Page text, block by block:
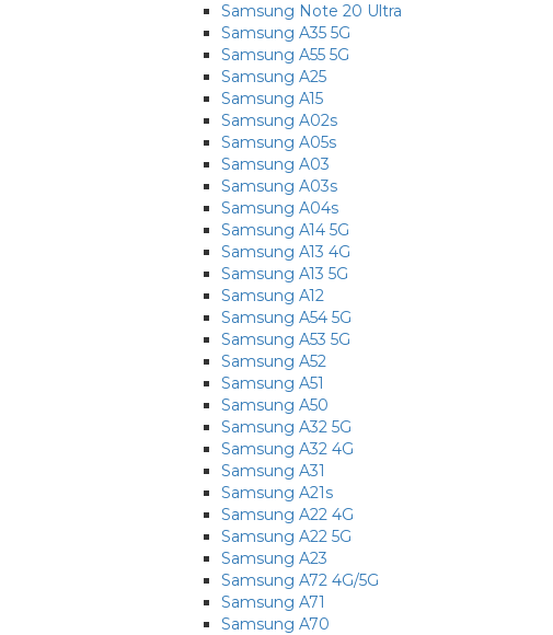
Samsung Note 20 Ultra
Samsung A35 5G
Samsung A55 5G
Samsung A25
Samsung A15
Samsung A02s
Samsung A05s
Samsung A03
Samsung A03s
Samsung A04s
Samsung A14 5G
Samsung A13 4G
Samsung A13 5G
Samsung A12
Samsung A54 5G
Samsung A53 5G
Samsung A52
Samsung A51
Samsung A50
Samsung A32 5G
Samsung A32 4G
Samsung A31
Samsung A21s
Samsung A22 4G
Samsung A22 5G
Samsung A23
Samsung A72 4G/5G
Samsung A71
Samsung A70